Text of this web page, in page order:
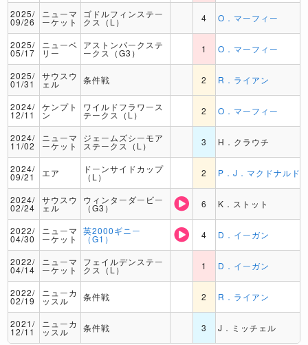
2025/
09/26
ニューマ
ーケット
ゴドルフィンステー
クス（L） 4 O．マーフィー
2025/
05/17
ニューベ
リー
アストンパークステ
ークス（G3） 1 O．マーフィー
2025/
01/31
サウスウ
ェル 条件戦 2 R．ライアン
2024/
12/11
ケンプト
ン
ワイルドフラワース
テークス（L） 2 O．マーフィー
2024/
11/02
ニューマ
ーケット
ジェームズシーモア
ステークス（L） 3 H．クラウチ
2024/
09/21 エア ドーンサイドカップ
（L） 2 P．J．マクドナルド
2024/
02/24
サウスウ
ェル
ウィンターダービー
（G3） 6 K．ストット
2022/
04/30
ニューマ
ーケット
英2000ギニー
（G1） 4 D．イーガン
2022/
04/14
ニューマ
ーケット
フェイルデンステー
クス（L） 1 D．イーガン
2022/
02/19
ニューカ
ッスル 条件戦 2 R．ライアン
2021/
12/11
ニューカ
ッスル 条件戦 3 J．ミッチェル